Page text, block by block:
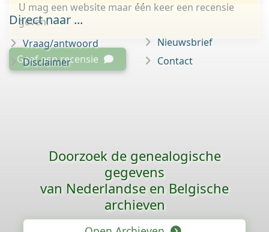
U mag een website maar één keer een recensie
geven.
Geef een recensie
Direct naar ...
Vraag/antwoord
Disclaimer
Nieuwsbrief
Contact
Doorzoek de genealogische
gegevens
van Nederlandse en Belgische
archieven